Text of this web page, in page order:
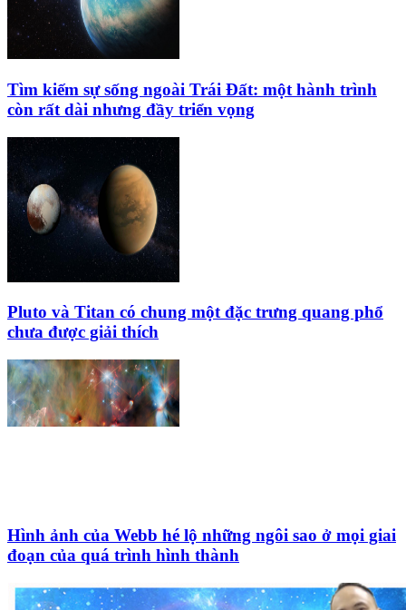
Tìm kiếm sự sống ngoài Trái Đất: một hành trình
còn rất dài nhưng đầy triển vọng
Pluto và Titan có chung một đặc trưng quang phổ
chưa được giải thích
Hình ảnh của Webb hé lộ những ngôi sao ở mọi giai
đoạn của quá trình hình thành